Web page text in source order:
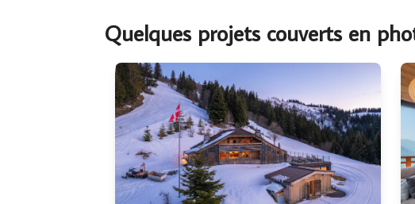
Quelques projets couverts en